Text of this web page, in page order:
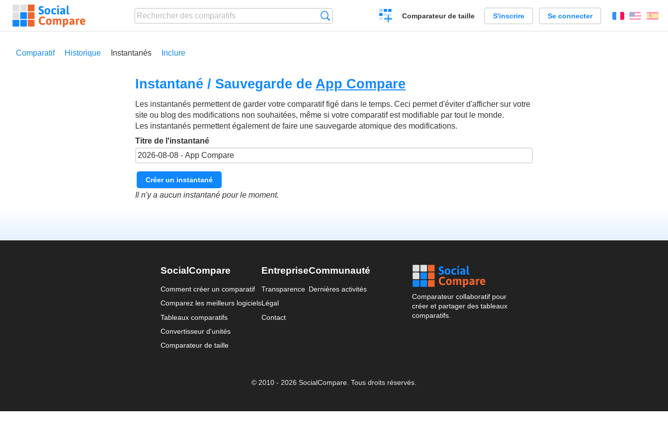
Créer
un
Comparateur de taille S'inscrire Se connecter FrançaisEnglish
Comparatif Historique Instantanés Inclure
Instantané / Sauvegarde de App Compare
Les instantanés permettent de garder votre comparatif figé dans le temps. Ceci permet d'éviter d'afficher sur votre
site ou blog des modifications non souhaitées, même si votre comparatif est modifiable par tout le monde.
Les instantanés permettent également de faire une sauvegarde atomique des modifications.
Titre de l'instantané
Créer un instantané
Il n'y a aucun instantané pour le moment.
SocialCompare
Comment créer un comparatif
Comparez les meilleurs logiciels
Tableaux comparatifs
Convertisseur d'unités
Comparateur de taille
Entreprise
Transparence
Légal
Contact
Communauté
Dernières activités
Comparateur collaboratif pour
créer et partager des tableaux
comparatifs.
© 2010 - 2026 SocialCompare. Tous droits réservés.